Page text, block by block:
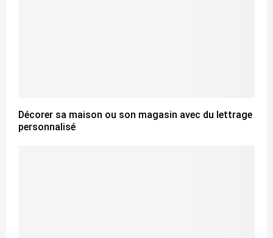
Décorer sa maison ou son magasin avec du lettrage
personnalisé